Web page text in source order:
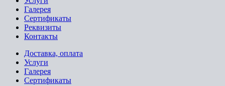
Галерея
Сертификаты
Реквизиты
Контакты
Доставка, оплата
Услуги
Галерея
Сертификаты